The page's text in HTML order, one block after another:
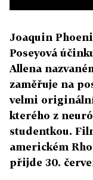
Joaquin
Poseyová
Allena
zaměřuje na
velmi
kterého z
studentkou.
americkém
přijde 30.